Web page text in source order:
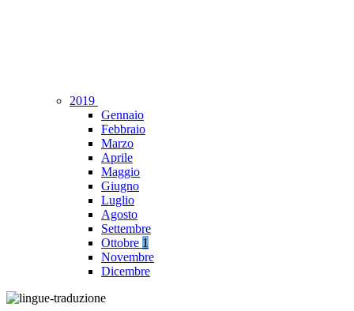
2019
Gennaio
Febbraio
Marzo
Aprile
Maggio
Giugno
Luglio
Agosto
Settembre
Ottobre 1
Novembre
Dicembre